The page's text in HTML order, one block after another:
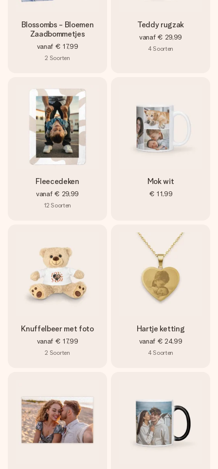
Blossombs - Bloemen
Zaadbommetjes
vanaf € 17,99
2 Soorten
Teddy rugzak
vanaf € 29,99
4 Soorten
Fleecedeken
vanaf € 29,99
12 Soorten
Mok wit
€ 11,99
Knuffelbeer met foto
vanaf € 17,99
2 Soorten
Hartje ketting
vanaf € 24,99
4 Soorten